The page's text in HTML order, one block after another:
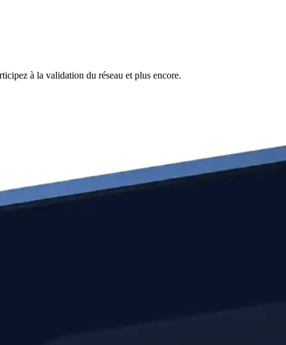
à la validation du réseau et plus encore.